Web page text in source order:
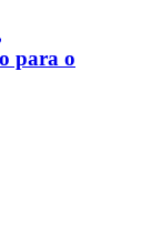
para o